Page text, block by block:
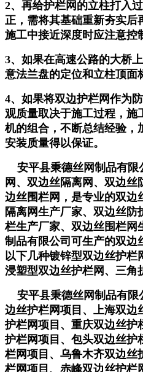
2、再给护栏网的立柱打入
正，需将其基础重新夯实后
施工中接近深度时应注意控
3、如果在高速公路的大桥
意法兰盘的定位和立柱顶面
4、如果将双边护栏网作为
观质量取决于施工过程，施
机的组合，不断总结经验，
安装质量得以保证。
安平县秉德丝网制品有限
网、双边丝隔离网、双边
边丝围栏网，是专业的双边
隔离网生产厂家、双边丝防
栏生产厂家、双边丝围栏网
制品有限公司可生产的双边
以下几种镀锌型双边丝护栏
浸塑型双边丝护栏网、三角
安平县秉德丝网制品有限
边丝护栏网项目、上海双边
护栏网项目、重庆双边丝护
护栏网项目、包头双边丝护
栏网项目、乌鲁木齐双边丝
栏网项目、赤峰双边丝护栏